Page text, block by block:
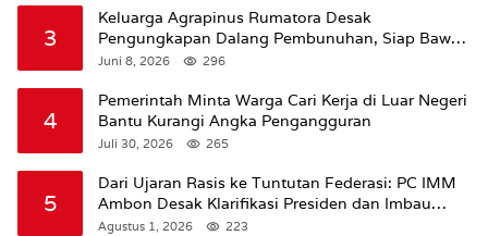
3
Keluarga Agrapinus Rumatora Desak
Pengungkapan Dalang Pembunuhan, Siap Bawa
Kasus ke Komisi III DPR RI
Juni 8, 2026 296
4
Pemerintah Minta Warga Cari Kerja di Luar Negeri
Bantu Kurangi Angka Pengangguran
Juli 30, 2026 265
5
Dari Ujaran Rasis ke Tuntutan Federasi: PC IMM
Ambon Desak Klarifikasi Presiden dan Imbau
Tunda Pengibaran Bendera Merah Putih Di
Agustus 1, 2026 223